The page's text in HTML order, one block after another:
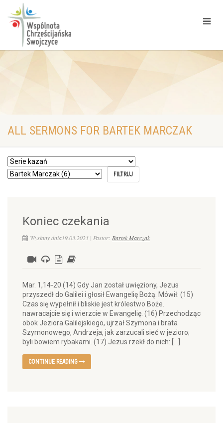
ALL SERMONS FOR BARTEK MARCZAK
Koniec czekania
Wysłany dnia19.03.2023 | Pastor: Bartek Marczak
Mar. 1,14-20 (14) Gdy Jan został uwięziony, Jezus
przyszedł do Galilei i głosił Ewangelię Bożą. Mówił: (15)
Czas się wypełnił i bliskie jest królestwo Boże.
nawracajcie się i wierzcie w Ewangelię. (16) Przechodząc
obok Jeziora Galilejskiego, ujrzał Szymona i brata
Szymonowego, Andrzeja, jak zarzucali sieć w jezioro;
byli bowiem rybakami. (17) Jezus rzekł do nich: […]
CONTINUE READING